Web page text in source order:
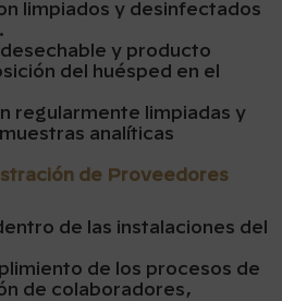
limpiados y desinfectados
y producto
del huésped en el
regularmente limpiadas y
analíticas
de Proveedores
de las instalaciones del
de los procesos de
de colaboradores,